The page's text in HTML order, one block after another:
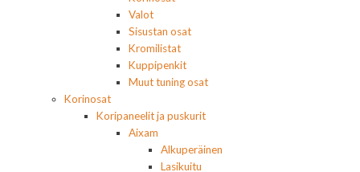
Valot
Sisustan osat
Kromilistat
Kuppipenkit
Muut tuning osat
Korinosat
Koripaneelit ja puskurit
Aixam
Alkuperäinen
Lasikuitu